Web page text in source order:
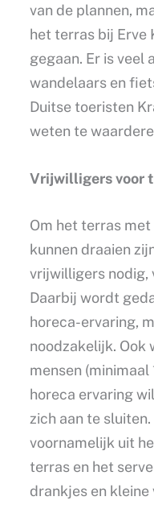
van de plannen,
het terras bij Erve
gegaan. Er is veel
wandelaars en
Duitse toeristen
weten te
Vrijwilligers voor
Om het terras
kunnen draaien
vrijwilligers nodig,
Daarbij wordt
horeca-ervaring,
noodzakelijk. Ook
mensen
horeca ervaring
zich aan te
voornamelijk uit
terras en het
drankjes en kleine